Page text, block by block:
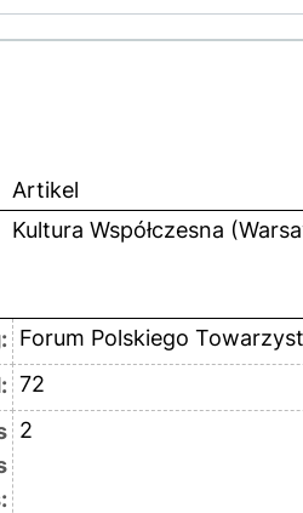
Artikel
Kultura Współczesna
Forum Polskiego
72
2